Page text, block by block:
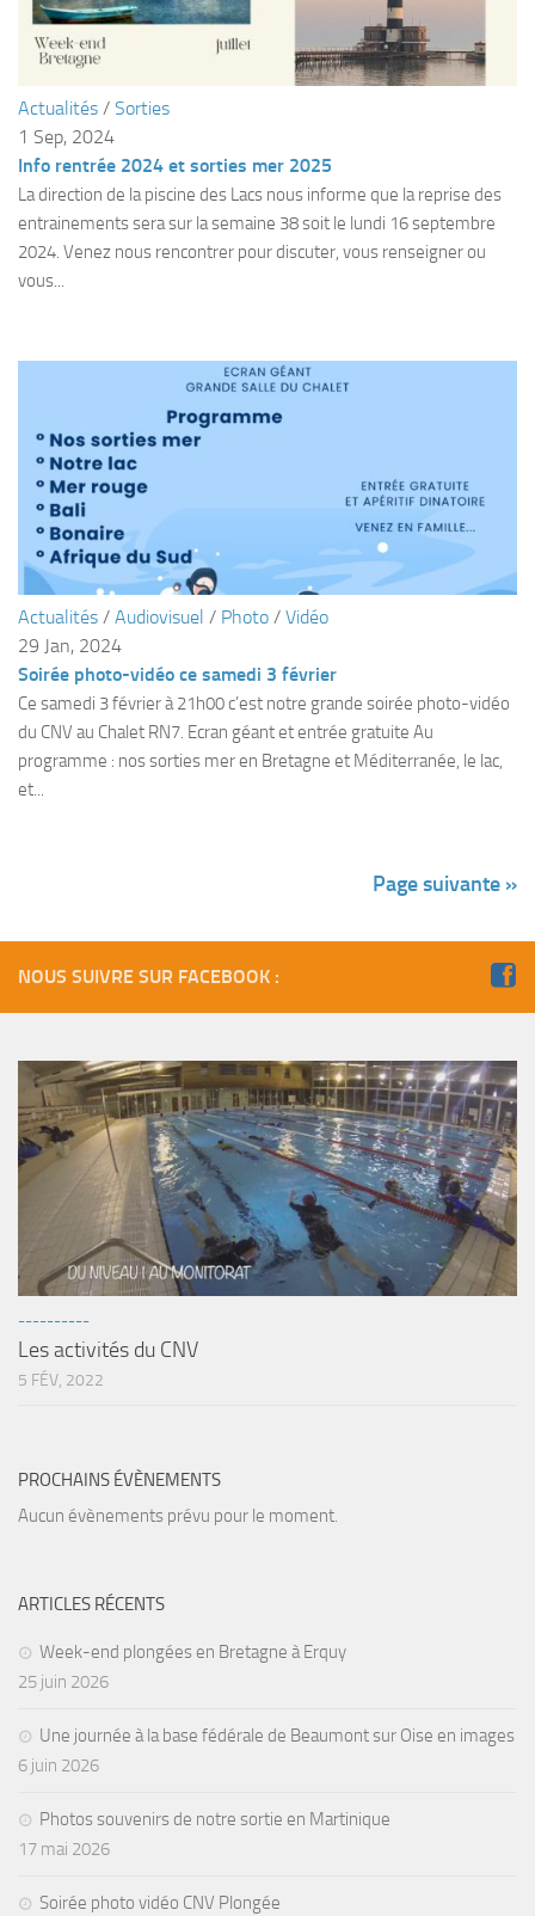
Formations
Lac Merveilleux
AUDIOVISUEL
Photo
Peinture
NAGE
Résultats Compétitions
MATERIEL
Section Matériel
Occasions
Actualités / Sorties
1 Sep, 2024
Info rentrée 2024 et sorties mer 2025
La direction de la piscine des Lacs nous informe que la reprise des
entrainements sera sur la semaine 38 soit le lundi 16 septembre
2024. Venez nous rencontrer pour discuter, vous renseigner ou
vous...
Actualités / Audiovisuel / Photo / Vidéo
29 Jan, 2024
Soirée photo-vidéo ce samedi 3 février
Ce samedi 3 février à 21h00 c’est notre grande soirée photo-vidéo
du CNV au Chalet RN7. Ecran géant et entrée gratuite Au
programme : nos sorties mer en Bretagne et Méditerranée, le lac,
et...
Page suivante »
NOUS SUIVRE SUR FACEBOOK :
----------
Les activités du CNV
5 FÉV, 2022
PROCHAINS ÉVÈNEMENTS
Aucun évènements prévu pour le moment.
ARTICLES RÉCENTS
Week-end plongées en Bretagne à Erquy
25 juin 2026
Une journée à la base fédérale de Beaumont sur Oise en images
6 juin 2026
Photos souvenirs de notre sortie en Martinique
17 mai 2026
Soirée photo vidéo CNV Plongée